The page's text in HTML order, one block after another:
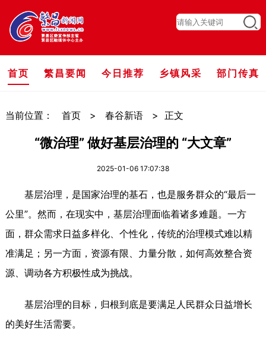
首页 繁昌要闻 今日推荐 乡镇风采 部门传真
当前位置： 首页 > 春谷新语 > 正文
“微治理” 做好基层治理的 “大文章”
2025-01-06 17:07:38
基层治理，是国家治理的基石，也是服务群众的“最后一
公里”。然而，在现实中，基层治理面临着诸多难题。一方
面，群众需求日益多样化、个性化，传统的治理模式难以精
准满足；另一方面，资源有限、力量分散，如何高效整合资
源、调动各方积极性成为挑战。
基层治理的目标，归根到底是要满足人民群众日益增长
的美好生活需要。